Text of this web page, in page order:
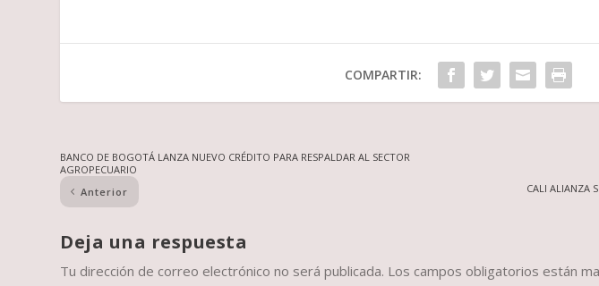
COMPARTIR:
BANCO DE BOGOTÁ LANZA NUEVO CRÉDITO PARA RESPALDAR AL SECTOR
AGROPECUARIO
Anterior
CALI ALIANZA
Deja una respuesta
Tu dirección de correo electrónico no será publicada. Los campos obligatorios están